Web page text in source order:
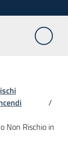
/
Non Rischio in